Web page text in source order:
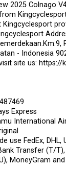
2025 Colnago
Kingcyclesport
- Indonesia
site us:
Express
International
use FedEx, DHL,
Transfer (T/
MoneyGram